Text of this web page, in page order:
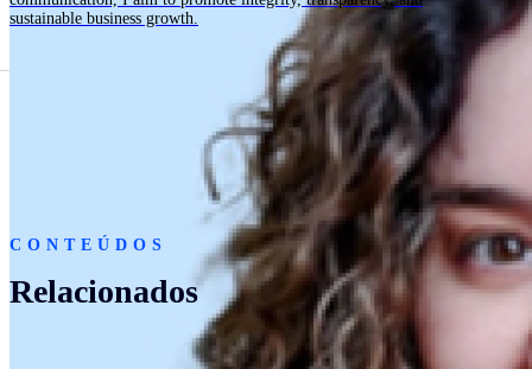
sustainable business growth.
CONTEÚDOS
Relacionados